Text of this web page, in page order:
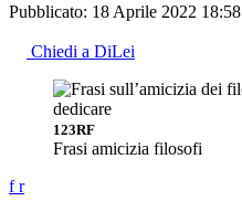
Pubblicato: 18 Aprile 2022 18:58
Chiedi a DiLei
123RF
Frasi amicizia filosofi
fr